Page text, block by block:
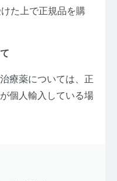
た上で正規品を購
療薬については、正
個人輸入している場